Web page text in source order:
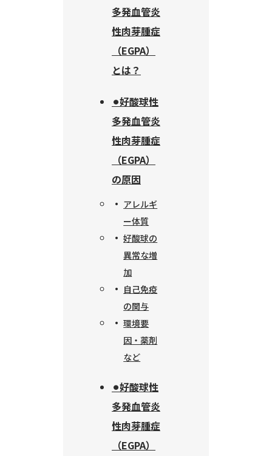
多発血管炎
性肉芽腫症
（EGPA）
とは？
⚫︎好酸球性
多発血管炎
性肉芽腫症
（EGPA）
の原因
アレルギ
ー体質
好酸球の
異常な増
加
自己免疫
の関与
環境要
因・薬剤
など
⚫︎好酸球性
多発血管炎
性肉芽腫症
（EGPA）